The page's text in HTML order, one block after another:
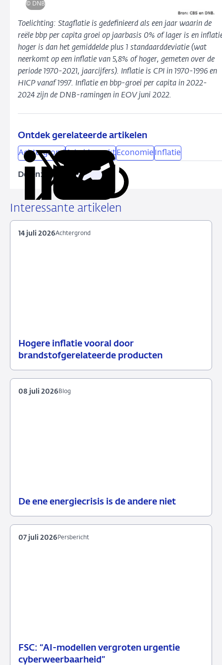
© DNB
Toelichting: Stagflatie is gedefinieerd als een jaar waarin de
reële bbp per capita groei op jaarbasis 0% of lager is en
hoger is dan het gemiddelde plus 1 standaarddeviatie (wat
neerkomt op een inflatie van 5,8% of hoger, gemeten over de
periode 1970-2021, jaarcijfers). Inflatie is CPI in 1970-1996 en
HICP vanaf 1997. Inflatie en bbp-groei per capita in 2022-
2024 zijn de DNB-ramingen in EOV juni 2022.
Ontdek gerelateerde artikelen
Achtergrond Arbeidsmarkt Economie Inflatie
Delen:
Deel
LinkedIn
via
X
Deel
Facebook
Deel
e-
Kopieer
Interessante artikelen
Hogere inflatie vooral door
brandstofgerelateerde producten
14
Achtergrond
Achtergrond
14 juli 2026
De ene energiecrisis is de andere niet
2026
Blog
08 juli 2026
FSC: “AI-modellen vergroten urgentie
cyberweerbaarheid”
07
Persbericht
Persbericht
07 juli 2026